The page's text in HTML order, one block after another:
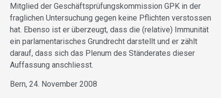
Mitglied der Geschäftsprüfungskommission GPK in der
fraglichen Untersuchung gegen keine Pflichten verstossen
hat. Ebenso ist er überzeugt, dass die (relative) Immunität
ein parlamentarisches Grundrecht darstellt und er zählt
darauf, dass sich das Plenum des Ständerates dieser
Auffassung anschliesst.
Bern, 24. November 2008